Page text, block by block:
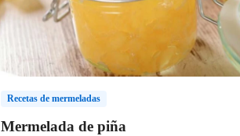
Recetas de mermeladas
Mermelada de piña